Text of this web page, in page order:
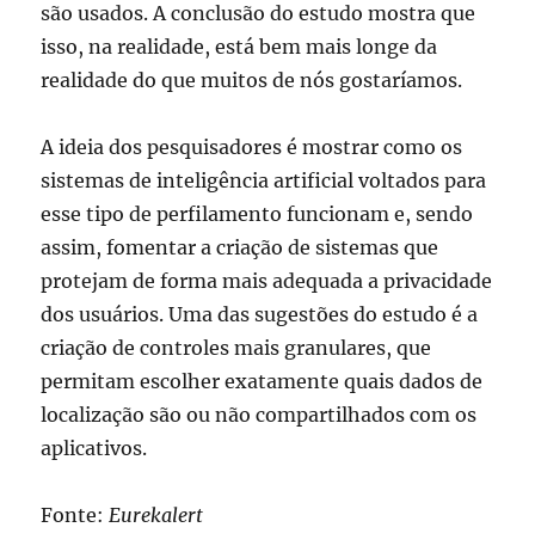
são usados. A conclusão do estudo mostra que
isso, na realidade, está bem mais longe da
realidade do que muitos de nós gostaríamos.
A ideia dos pesquisadores é mostrar como os
sistemas de inteligência artificial voltados para
esse tipo de perfilamento funcionam e, sendo
assim, fomentar a criação de sistemas que
protejam de forma mais adequada a privacidade
dos usuários. Uma das sugestões do estudo é a
criação de controles mais granulares, que
permitam escolher exatamente quais dados de
localização são ou não compartilhados com os
aplicativos.
Fonte:Eurekalert